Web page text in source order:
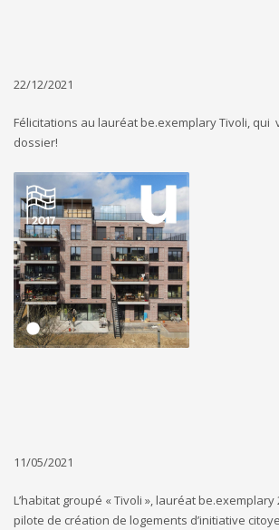
22/12/2021
Félicitations au lauréat be.exemplary Tivoli, qui
dossier!
11/05/2021
L’habitat groupé « Tivoli », lauréat
pilote de création de logements d’initiative